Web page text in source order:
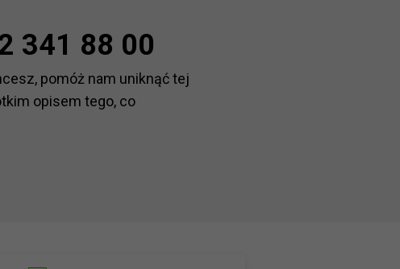
341 88 00
pomóż nam uniknąć tej
opisem tego, co